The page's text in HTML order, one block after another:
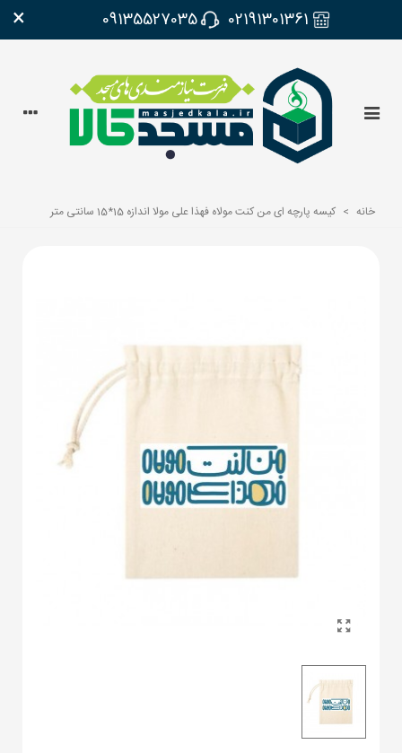
02191301361
09135527035
×
خانه > کیسه پارچه ای من کنت مولاه فهذا علی مولا اندازه 15*15 سانتی متر